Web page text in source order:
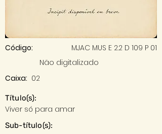
Código:
MJAC MUS E 2.2 D 109 P 01
Não digitalizado
Caixa: 02
Título(s):
Viver só para amar
Sub-título(s):